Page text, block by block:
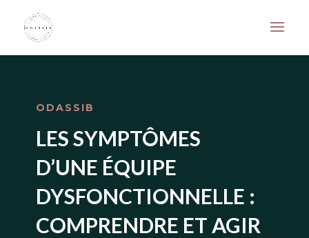
ODASSIB
LES SYMPTÔMES
D’UNE ÉQUIPE
DYSFONCTIONNELLE :
COMPRENDRE ET AGIR